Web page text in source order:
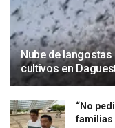
Nube de
cultivos en
“No
familias